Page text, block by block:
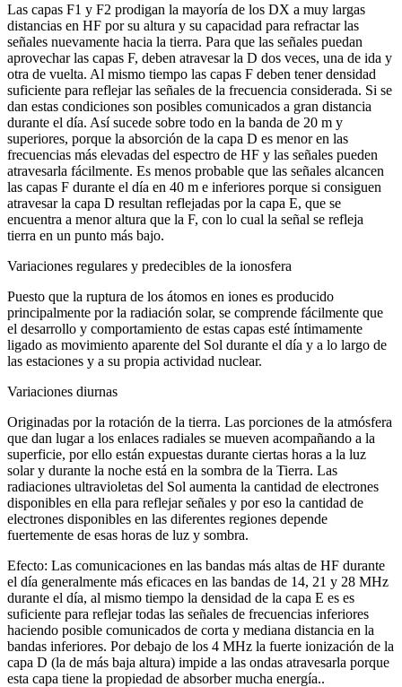
Las capas F1 y F2 prodigan la mayoría de los DX a muy largas
distancias en HF por su altura y su capacidad para refractar las
señales nuevamente hacia la tierra. Para que las señales puedan
aprovechar las capas F, deben atravesar la D dos veces, una de ida y
otra de vuelta. Al mismo tiempo las capas F deben tener densidad
suficiente para reflejar las señales de la frecuencia considerada. Si se
dan estas condiciones son posibles comunicados a gran distancia
durante el día. Así sucede sobre todo en la banda de 20 m y
superiores, porque la absorción de la capa D es menor en las
frecuencias más elevadas del espectro de HF y las señales pueden
atravesarla fácilmente. Es menos probable que las señales alcancen
las capas F durante el día en 40 m e inferiores porque si consiguen
atravesar la capa D resultan reflejadas por la capa E, que se
encuentra a menor altura que la F, con lo cual la señal se refleja
tierra en un punto más bajo.
Variaciones regulares y predecibles de la ionosfera
Puesto que la ruptura de los átomos en iones es producido
principalmente por la radiación solar, se comprende fácilmente que
el desarrollo y comportamiento de estas capas esté íntimamente
ligado as movimiento aparente del Sol durante el día y a lo largo de
las estaciones y a su propia actividad nuclear.
Variaciones diurnas
Originadas por la rotación de la tierra. Las porciones de la atmósfera
que dan lugar a los enlaces radiales se mueven acompañando a la
superficie, por ello están expuestas durante ciertas horas a la luz
solar y durante la noche está en la sombra de la Tierra. Las
radiaciones ultravioletas del Sol aumenta la cantidad de electrones
disponibles en ella para reflejar señales y por eso la cantidad de
electrones disponibles en las diferentes regiones depende
fuertemente de esas horas de luz y sombra.
Efecto: Las comunicaciones en las bandas más altas de HF durante
el día generalmente más eficaces en las bandas de 14, 21 y 28 MHz
durante el día, al mismo tiempo la densidad de la capa E es es
suficiente para reflejar todas las señales de frecuencias inferiores
haciendo posible comunicados de corta y mediana distancia en la
bandas inferiores. Por debajo de los 4 MHz la fuerte ionización de la
capa D (la de más baja altura) impide a las ondas atravesarla porque
esta capa tiene la propiedad de absorber mucha energía..